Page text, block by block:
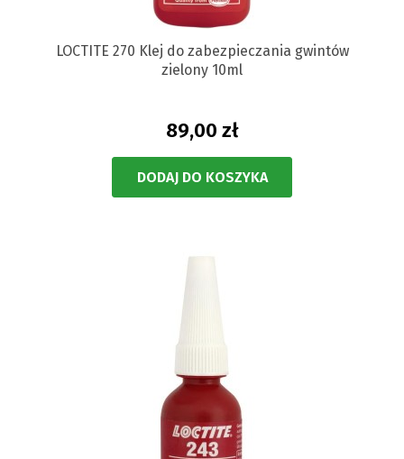
LOCTITE 270 Klej do zabezpieczania gwintów
zielony 10ml
89,00 zł
DODAJ DO KOSZYKA